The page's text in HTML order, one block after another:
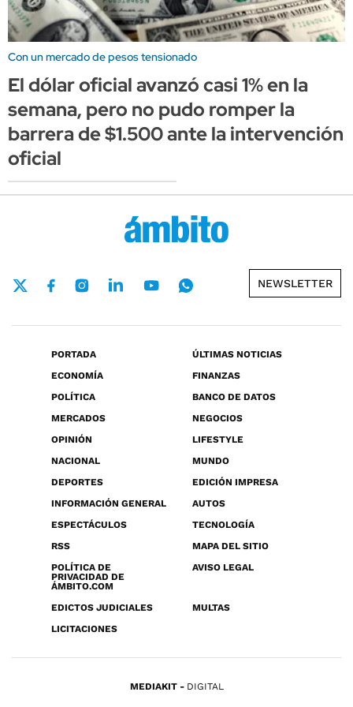
Con un mercado de pesos tensionado
El dólar oficial avanzó casi 1% en la
semana, pero no pudo romper la
barrera de $1.500 ante la intervención
oficial
NEWSLETTER
PORTADA
ÚLTIMAS NOTICIAS
ECONOMÍA
FINANZAS
POLÍTICA
BANCO DE DATOS
MERCADOS
NEGOCIOS
OPINIÓN
LIFESTYLE
NACIONAL
MUNDO
DEPORTES
EDICIÓN IMPRESA
INFORMACIÓN GENERAL
AUTOS
ESPECTÁCULOS
TECNOLOGÍA
RSS
MAPA DEL SITIO
POLÍTICA DE
PRIVACIDAD DE
ÁMBITO.COM
AVISO LEGAL
EDICTOS JUDICIALES
MULTAS
LICITACIONES
MEDIAKIT DIGITAL